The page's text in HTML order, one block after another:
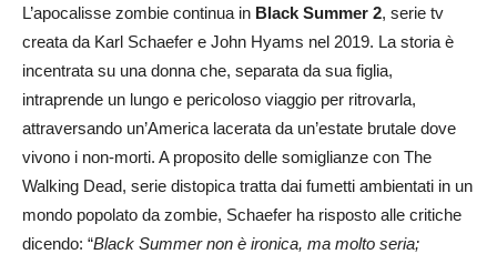
L’apocalisse zombie continua in Black Summer 2, serie tv
creata da Karl Schaefer e John Hyams nel 2019. La storia è
incentrata su una donna che, separata da sua figlia,
intraprende un lungo e pericoloso viaggio per ritrovarla,
attraversando un’America lacerata da un’estate brutale dove
vivono i non-morti. A proposito delle somiglianze con The
Walking Dead, serie distopica tratta dai fumetti ambientati in un
mondo popolato da zombie, Schaefer ha risposto alle critiche
dicendo: “Black Summer non è ironica, ma molto seria;